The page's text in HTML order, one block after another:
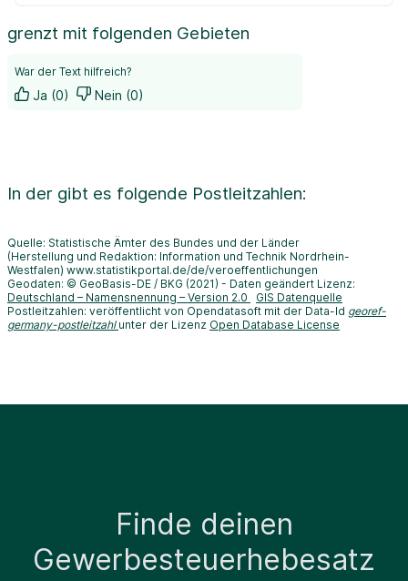
grenzt mit folgenden Gebieten
War der Text hilfreich?
Ja (0) Nein (0)
In der gibt es folgende Postleitzahlen:
Quelle: Statistische Ämter des Bundes und der Länder
(Herstellung und Redaktion: Information und Technik Nordrhein-
Westfalen) www.statistikportal.de/de/veroeffentlichungen
Geodaten: © GeoBasis-DE / BKG (2021) - Daten geändert Lizenz:
Deutschland – Namensnennung – Version 2.0
GIS Datenquelle
Postleitzahlen: veröffentlicht von Opendatasoft mit der Data-Id georef-
germany-postleitzahl unter der Lizenz Open Database License
Finde deinen
Gewerbesteuerhebesatz